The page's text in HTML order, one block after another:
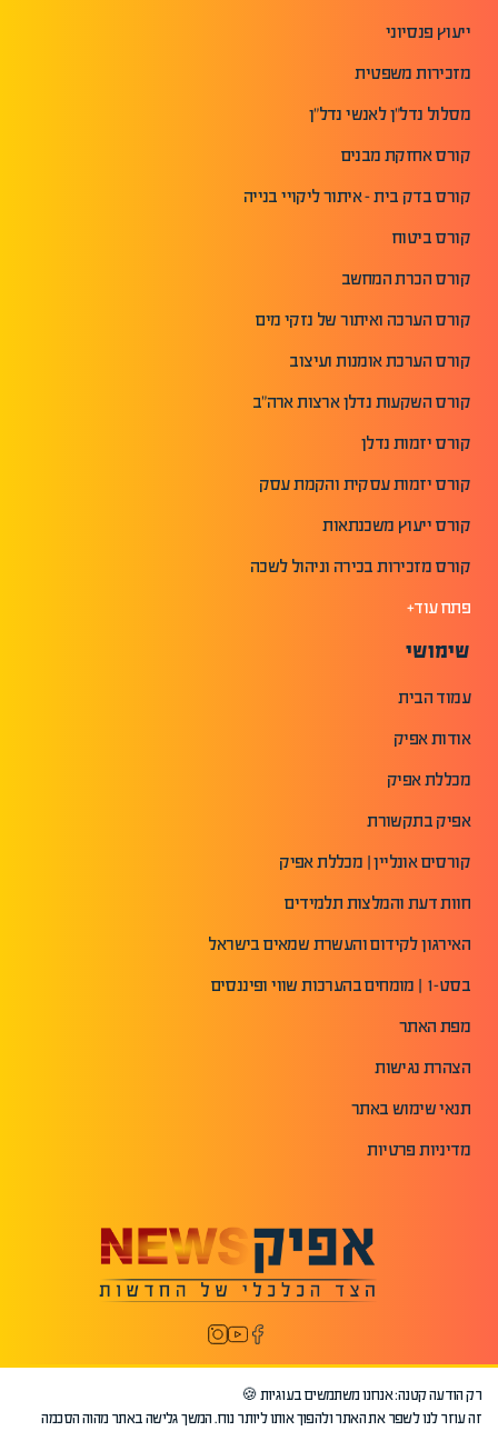
ייעוץ פנסיוני
מזכירות משפטית
מסלול נדל"ן לאנשי נדל"ן
קורס אחזקת מבנים
קורס בדק בית - איתור ליקויי בנייה
קורס ביטוח
קורס הכרת המחשב
קורס הערכה ואיתור של נזקי מים
קורס הערכת אומנות ועיצוב
קורס השקעות נדלן ארצות ארה"ב
קורס יזמות נדלן
קורס יזמות עסקית והקמת עסק
קורס ייעוץ משכנתאות
קורס מזכירות בכירה וניהול לשכה
פתח עוד+
שימושי
עמוד הבית
אודות אפיק
מכללת אפיק
אפיק בתקשורת
קורסים אונליין | מכללת אפיק
חוות דעת והמלצות תלמידים
האירגון לקידום והעשרת שמאים בישראל
בסט-1 | מומחים בהערכות שווי ופיננסים
מפת האתר
הצהרת נגישות
תנאי שימוש באתר
מדיניות פרטיות
רק הודעה קטנה: אנחנו משתמשים בעוגיות 🍪
זה עוזר לנו לשפר את האתר ולהפוך אותו ליותר נוח. המשך גלישה באתר מהוה הסכמה